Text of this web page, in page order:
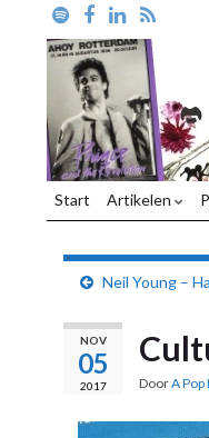
Start Artikelen
Neil Young –
NOV
05
2017 DoorA